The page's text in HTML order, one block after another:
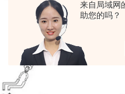
来自局域网
助您的吗？